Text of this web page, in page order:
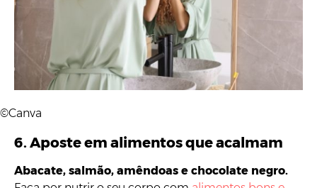
©Canva
6. Aposte em alimentos que acalmam
Abacate, salmão, amêndoas e chocolate negro.